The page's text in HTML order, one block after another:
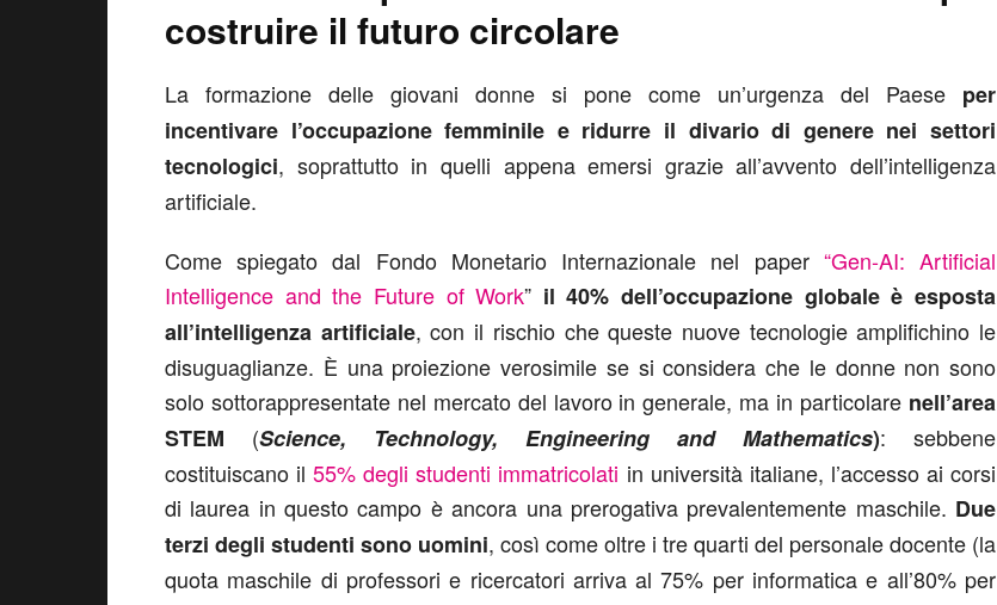
costruire il futuro circolare
La formazione delle giovani donne si pone come un’urgenza del Paese per
incentivare l’occupazione femminile e ridurre il divario di genere nei settori
tecnologici, soprattutto in quelli appena emersi grazie all’avvento dell’intelligenza
artificiale.
Come spiegato dal Fondo Monetario Internazionale nel paper “Gen-AI: Artificial
Intelligence and the Future of Work” il 40% dell’occupazione globale è esposta
all’intelligenza artificiale, con il rischio che queste nuove tecnologie amplifichino le
disuguaglianze. È una proiezione verosimile se si considera che le donne non sono
solo sottorappresentate nel mercato del lavoro in generale, ma in particolare nell’area
STEM (Science, Technology, Engineering and Mathematics): sebbene
costituiscano il55% degli studenti immatricolati in università italiane, l’accesso ai corsi
di laurea in questo campo è ancora una prerogativa prevalentemente maschile. Due
terzi degli studenti sono uomini, così come oltre i tre quarti del personale docente (la
quota maschile di professori e ricercatori arriva al 75% per informatica e all’80% per